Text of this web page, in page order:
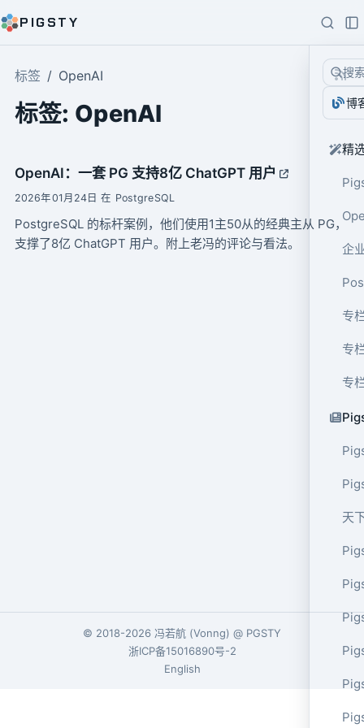
PIGSTY
搜
博
精
企
专
专
专
天
标签 OpenAI
标签: OpenAI
OpenAI：一套 PG 支持8亿 ChatGPT 用户
2026年01月24日 在 PostgreSQL
PostgreSQL 的标杆案例，他们使用1主50从的经典主从 PG，
支撑了8亿 ChatGPT 用户。附上老冯的评论与看法。
© 2018-2026 冯若航 (Vonng) @ PGSTY
浙ICP备15016890号-2
English